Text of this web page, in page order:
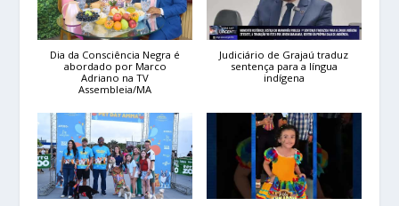
Dia da Consciência Negra é
abordado por Marco
Adriano na TV
Assembleia/MA
Judiciário de Grajaú traduz
sentença para a língua
indígena